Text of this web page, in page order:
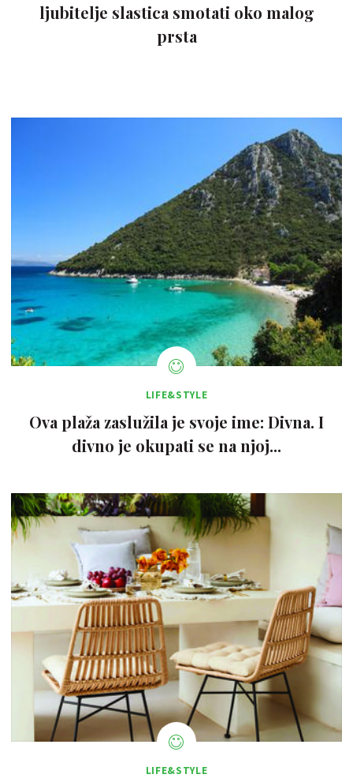
ljubitelje slastica smotati oko malog
prsta
LIFE&STYLE
Ova plaža zaslužila je svoje ime: Divna. I
divno je okupati se na njoj...
LIFE&STYLE